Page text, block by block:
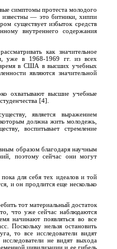
симптомы протеста молодого
известны — это битники, хиппи
существует избыток средств
внутреннего содержания
как значительное
уже в 1968-1969 гг. из всех
время в США в высших учебных
являются значительной
охватывают высшие учебные
[4].
является выражением
должна жить молодежь,
воспитывает стремление
образом благодаря научным
поэтому сейчас они могут
для себя тех идеалов и той
и он продлится еще несколько
тот материальный достаток
что уже сейчас наблюдаются
начинают появляться во все
Поскольку нельзя остановить
то все исследователи видят
не видят выхода
цивилизации и ее гибель